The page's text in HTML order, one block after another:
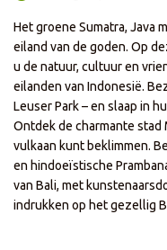
Het groene Sumatra, Java
eiland van de goden. Op
u de natuur, cultuur en
eilanden van Indonesië.
Leuser Park – en slaap in
Ontdek de charmante stad
vulkaan kunt beklimmen.
en hindoeïstische
van Bali, met
indrukken op het gezellig